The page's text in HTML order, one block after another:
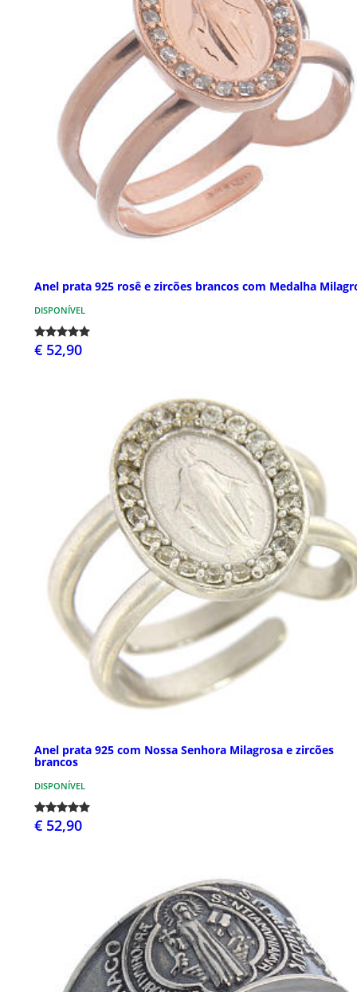
Anel prata 925 rosê e zircões brancos com Medalha
DISPONÍVEL
€ 52,90
Anel prata 925 com Nossa Senhora Milagrosa e zircões
brancos
DISPONÍVEL
€ 52,90